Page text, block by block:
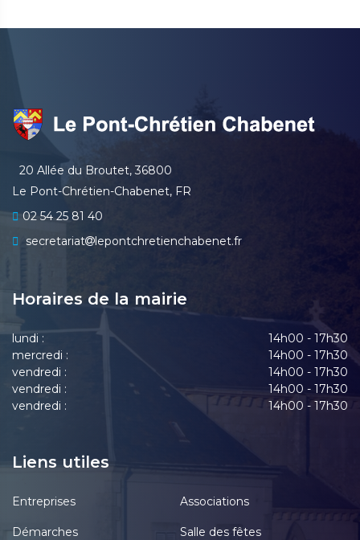
20 Allée du Broutet, 36800
Le Pont-Chrétien-Chabenet, FR
02 54 25 81 40
secretariat
lepontchretienchabenet.fr
Horaires de la mairie
lundi :
14h00 - 17h30
mercredi :
14h00 - 17h30
vendredi :
14h00 - 17h30
vendredi :
14h00 - 17h30
vendredi :
14h00 - 17h30
Liens utiles
Entreprises Associations
Démarches Salle des fêtes